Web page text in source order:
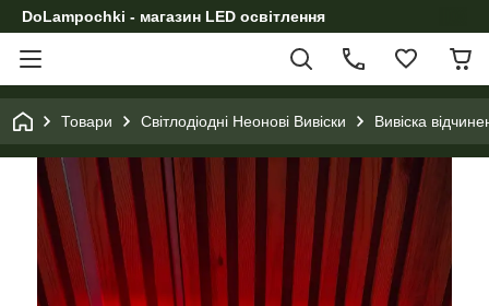
DoLampochki - магазин LED освітлення
Товари Світлодіодні Неонові Вивіски Вивіска